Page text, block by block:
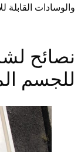
والوسادات القابلة
نصائح
للجسم